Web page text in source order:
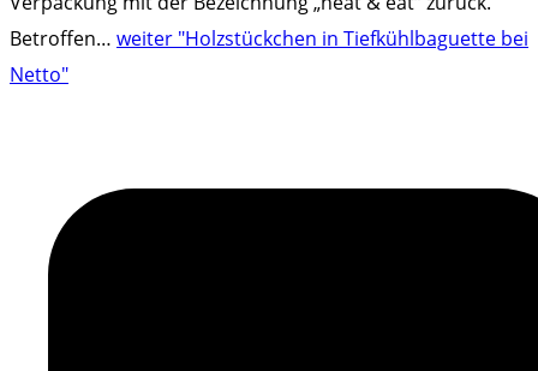
Betroffen… weiter "Holzstückchen in Tiefkühlbaguette bei
Netto"